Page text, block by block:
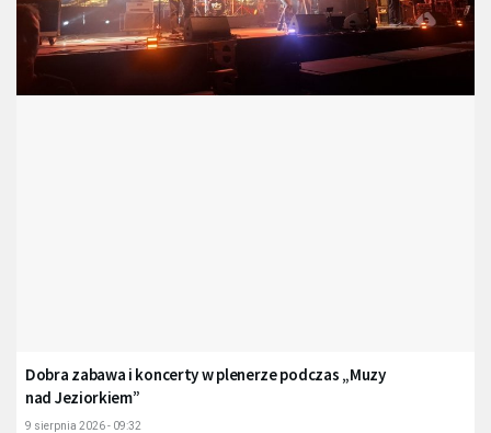
Dobra zabawa i koncerty w plenerze podczas „Muzy
nad Jeziorkiem”
9 sierpnia 2026 - 09:32